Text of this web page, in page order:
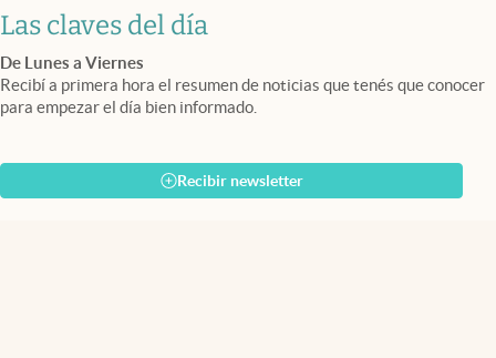
Las claves del día
De Lunes a Viernes
Recibí a primera hora el resumen de noticias que tenés que conocer
para empezar el día bien informado.
Recibir newsletter